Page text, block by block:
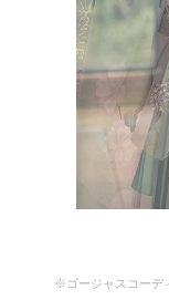
※ゴージャスコーデ